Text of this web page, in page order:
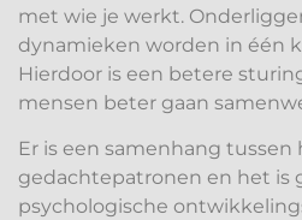
met wie je werkt.
dynamieken worden in één
Hierdoor is een betere
mensen beter gaan
Er is een samenhang
gedachtepatronen en het is
psychologische